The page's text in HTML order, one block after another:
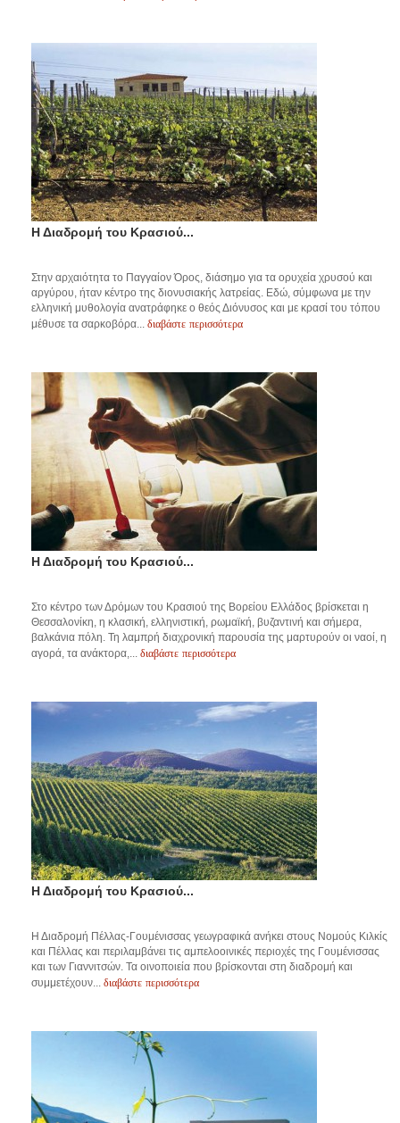
Η Διαδρομή του Κρασιού...
Στην αρχαιότητα το Παγγαίον Όρος, διάσημο για τα ορυχεία χρυσού και
αργύρου, ήταν κέντρο της διονυσιακής λατρείας. Εδώ, σύμφωνα με την
ελληνική μυθολογία ανατράφηκε ο θεός Διόνυσος και με κρασί του τόπου
μέθυσε τα σαρκοβόρα... διαβάστε περισσότερα
Η Διαδρομή του Κρασιού...
Στο κέντρο των Δρόμων του Κρασιού της Βορείου Ελλάδος βρίσκεται η
Θεσσαλονίκη, η κλασική, ελληνιστική, ρωμαϊκή, βυζαντινή και σήμερα,
βαλκάνια πόλη. Τη λαμπρή διαχρονική παρουσία της μαρτυρούν οι ναοί, η
αγορά, τα ανάκτορα,... διαβάστε περισσότερα
Η Διαδρομή του Κρασιού...
Η Διαδρομή Πέλλας-Γουμένισσας γεωγραφικά ανήκει στους Νομούς Κιλκίς
και Πέλλας και περιλαμβάνει τις αμπελοοινικές περιοχές της Γουμένισσας
και των Γιαννιτσών. Τα οινοποιεία που βρίσκονται στη διαδρομή και
συμμετέχουν... διαβάστε περισσότερα